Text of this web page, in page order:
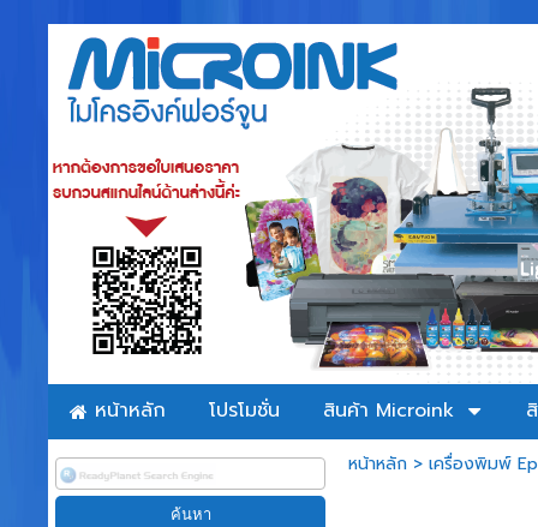
หน้าหลัก โปรโมชั่น สินค้า Microink
หน้าหลัก> เครื่องพิมพ์